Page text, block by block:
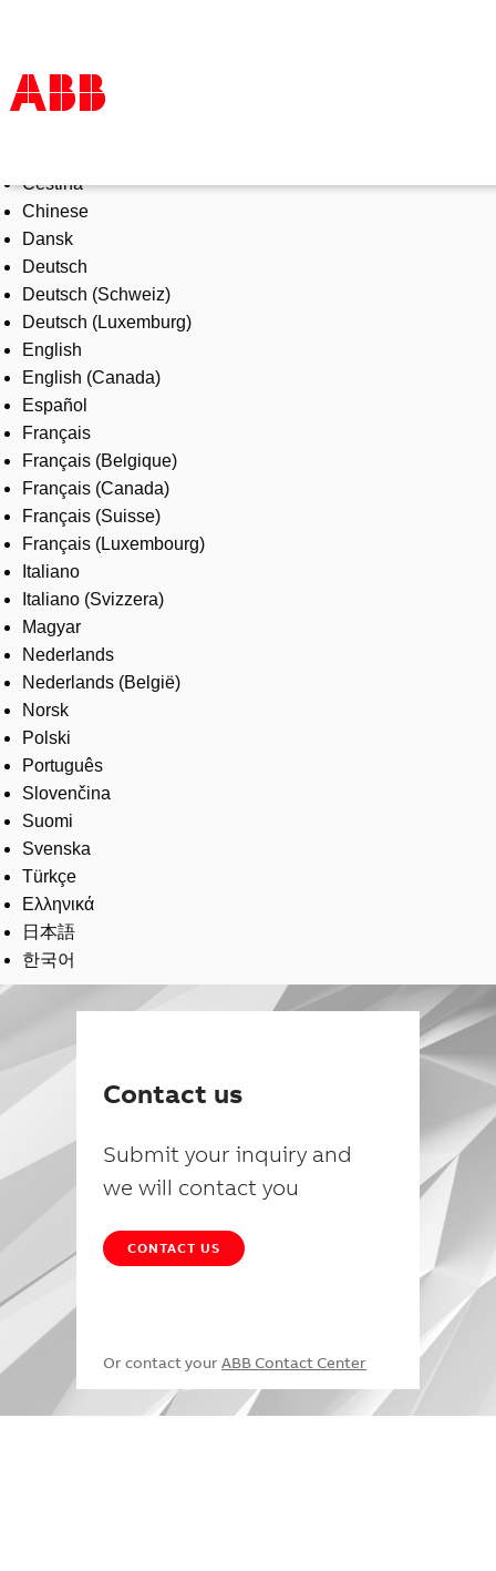
Products & Solutions
Industries
Services
About us
Where to buy
Contact us
Careers
Čeština
Chinese
Dansk
Deutsch
Deutsch (Schweiz)
Deutsch (Luxemburg)
English
English (Canada)
Español
Français
Français (Belgique)
Français (Canada)
Français (Suisse)
Français (Luxembourg)
Italiano
Italiano (Svizzera)
Magyar
Nederlands
Nederlands (België)
Norsk
Polski
Português
Slovenčina
Suomi
Svenska
Türkçe
Ελληνικά
日本語
한국어
Contact us
Submit your inquiry and
we will contact you
CONTACT US
Or contact your ABB Contact Center